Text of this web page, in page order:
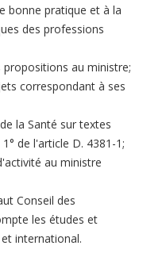
bonne pratique et à la
des professions
au ministre;
correspondant à ses
la Santé sur textes
de l'article D. 4381-1;
au ministre
Conseil des
les études et
international.